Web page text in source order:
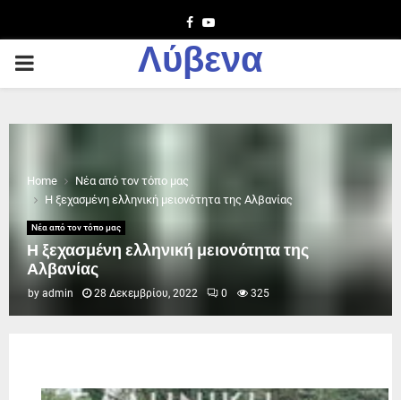
Facebook
Youtube
PRIMARY
Λύβενα
Home
Νέα από τον τόπο μας
Η ξεχασμένη ελληνική μειονότητα της Αλβανίας
Νέα από τον τόπο μας
Η ξεχασμένη ελληνική μειονότητα της
Αλβανίας
by admin 28 Δεκεμβρίου, 2022 0 325